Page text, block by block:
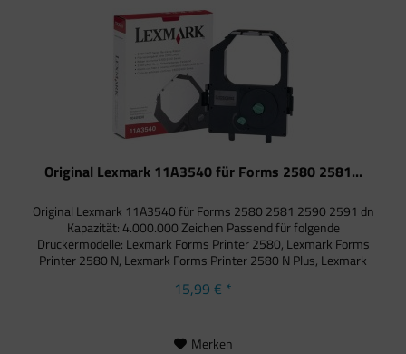
Original Lexmark 11A3540 für Forms 2580 2581...
Original Lexmark 11A3540 für Forms 2580 2581 2590 2591 dn
Kapazität: 4.000.000 Zeichen Passend für folgende
Druckermodelle: Lexmark Forms Printer 2580, Lexmark Forms
Printer 2580 N, Lexmark Forms Printer 2580 N Plus, Lexmark
15,99 € *
Merken